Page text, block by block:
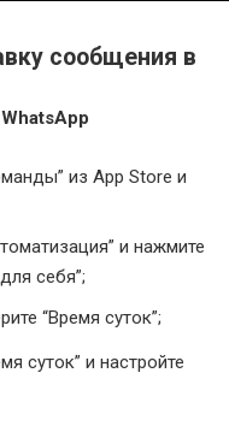
сообщения в
из App Store и
и нажмите
себя”;
“Время суток”;
суток” и настройте